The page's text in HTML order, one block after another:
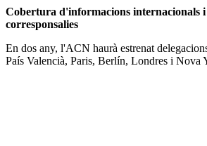
Cobertura d'informacions internacionals i
corresponsalies
En dos any, l'ACN haurà estrenat
País Valencià, Paris, Berlín, Londres i Nova